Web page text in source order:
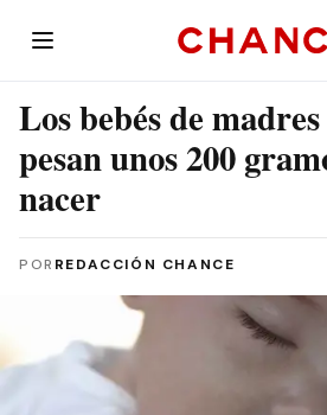
Los bebés de
pesan unos 200
nacer
POR REDACCIÓN CHANCE